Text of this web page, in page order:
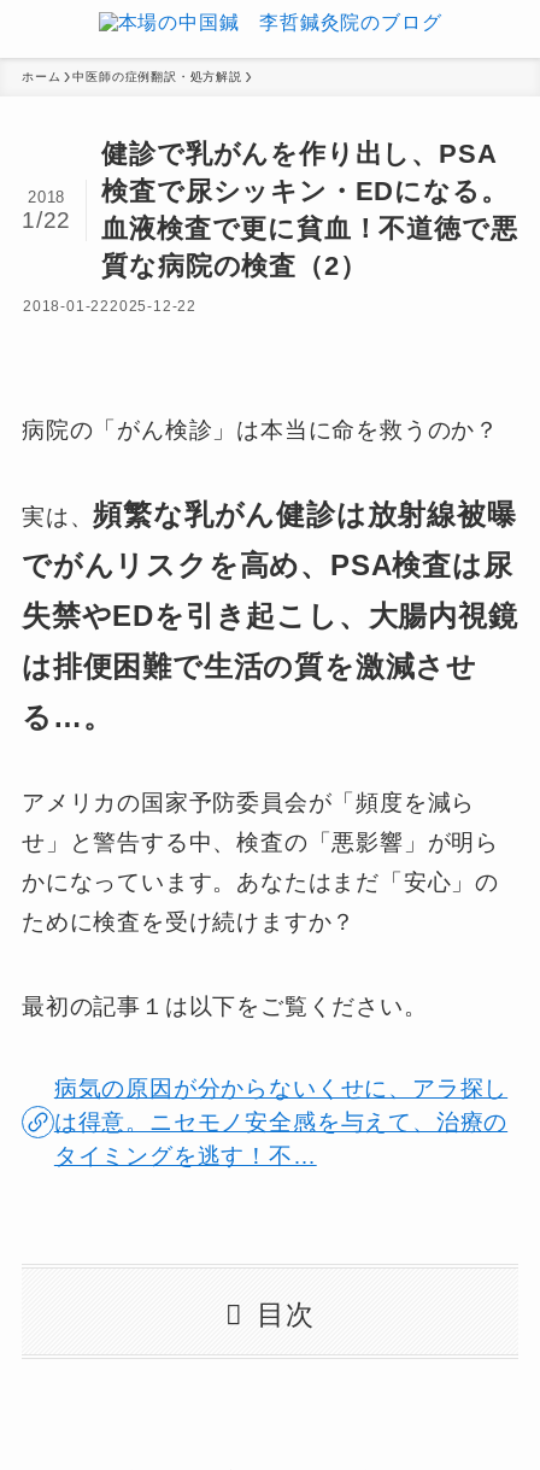
ホーム 中医師の症例翻訳・処方解説
健診で乳がんを作り出し、PSA
検査で尿シッキン・EDになる。
血液検査で更に貧血！不道徳で悪
質な病院の検査（2）
2018
1/22
2018-01-222025-12-22
病院の「がん検診」は本当に命を救うのか？
実は、頻繁な乳がん健診は放射線被曝
でがんリスクを高め、PSA検査は尿
失禁やEDを引き起こし、大腸内視鏡
は排便困難で生活の質を激減させ
る…。
アメリカの国家予防委員会が「頻度を減ら
せ」と警告する中、検査の「悪影響」が明ら
かになっています。あなたはまだ「安心」の
ために検査を受け続けますか？
最初の記事１は以下をご覧ください。
病気の原因が分からないくせに、アラ探し
は得意。ニセモノ安全感を与えて、治療の
タイミングを逃す！不…
目次